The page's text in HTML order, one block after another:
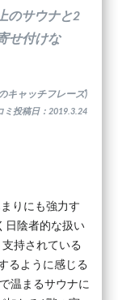
のサウナと2
せ付けな
キャッチフレーズ)
ミ投稿日：2019.3.24
りにも強力す
日陰者的な扱い
持されている
るように感じる
温まるサウナに